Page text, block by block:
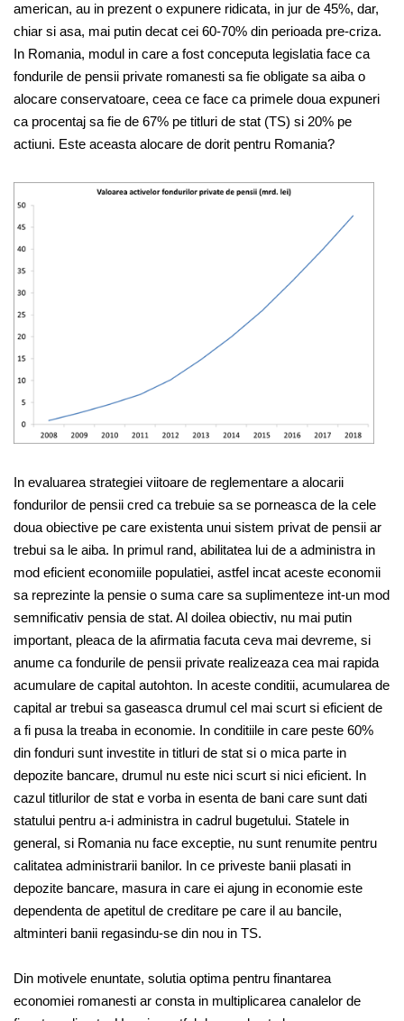
american, au in prezent o expunere ridicata, in jur de 45%, dar,
chiar si asa, mai putin decat cei 60-70% din perioada pre-criza.
In Romania, modul in care a fost conceputa legislatia face ca
fondurile de pensii private romanesti sa fie obligate sa aiba o
alocare conservatoare, ceea ce face ca primele doua expuneri
ca procentaj sa fie de 67% pe titluri de stat (TS) si 20% pe
actiuni. Este aceasta alocare de dorit pentru Romania?
In evaluarea strategiei viitoare de reglementare a alocarii
fondurilor de pensii cred ca trebuie sa se porneasca de la cele
doua obiective pe care existenta unui sistem privat de pensii ar
trebui sa le aiba. In primul rand, abilitatea lui de a administra in
mod eficient economiile populatiei, astfel incat aceste economii
sa reprezinte la pensie o suma care sa suplimenteze int-un mod
semnificativ pensia de stat. Al doilea obiectiv, nu mai putin
important, pleaca de la afirmatia facuta ceva mai devreme, si
anume ca fondurile de pensii private realizeaza cea mai rapida
acumulare de capital autohton. In aceste conditii, acumularea de
capital ar trebui sa gaseasca drumul cel mai scurt si eficient de
a fi pusa la treaba in economie. In conditiile in care peste 60%
din fonduri sunt investite in titluri de stat si o mica parte in
depozite bancare, drumul nu este nici scurt si nici eficient. In
cazul titlurilor de stat e vorba in esenta de bani care sunt dati
statului pentru a-i administra in cadrul bugetului. Statele in
general, si Romania nu face exceptie, nu sunt renumite pentru
calitatea administrarii banilor. In ce priveste banii plasati in
depozite bancare, masura in care ei ajung in economie este
dependenta de apetitul de creditare pe care il au bancile,
altminteri banii regasindu-se din nou in TS.
Din motivele enuntate, solutia optima pentru finantarea
economiei romanesti ar consta in multiplicarea canalelor de